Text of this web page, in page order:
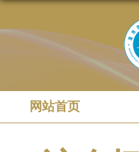
网站首页